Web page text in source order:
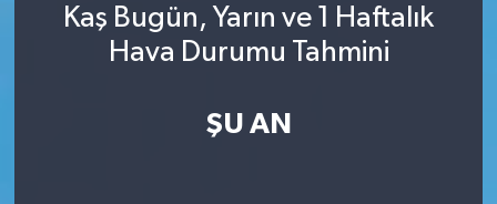
Kaş Bugün, Yarın ve 1 Haftalık
Hava Durumu Tahmini
ŞU AN
Süper Lig Puan Durumu ve Fikstür
Tüm Manşetler
Son Dakika Haberleri